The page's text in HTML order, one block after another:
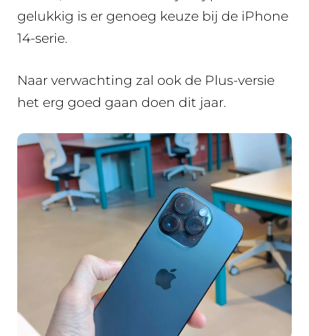
gelukkig is er genoeg keuze bij de iPhone
14-serie.
Naar verwachting zal ook de Plus-versie
het erg goed gaan doen dit jaar.